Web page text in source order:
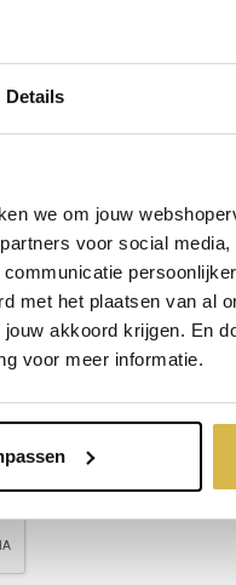
Details
we om jouw
voor social
met het plaatsen van al
akkoord krijgen. En
voor meer informatie.